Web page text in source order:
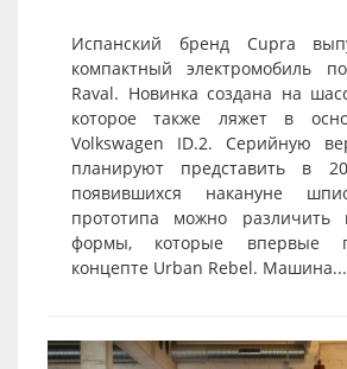
Испанский бренд Cupra
компактный электромобиль
Raval. Новинка создана на
которое также ляжет в
Volkswagen ID.2. Серийную
планируют представить в
появившихся накануне
прототипа можно различить
формы, которые впервые
концепте Urban Rebel. Машина...